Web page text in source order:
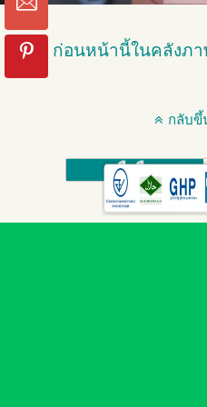
« ก่อนหน้านี้ในคลังภ
กลับขึ้
มือถือ